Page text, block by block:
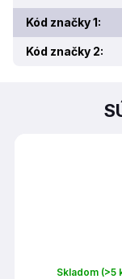
Kód značky 1:
Kód značky 2:
Skladom (>5